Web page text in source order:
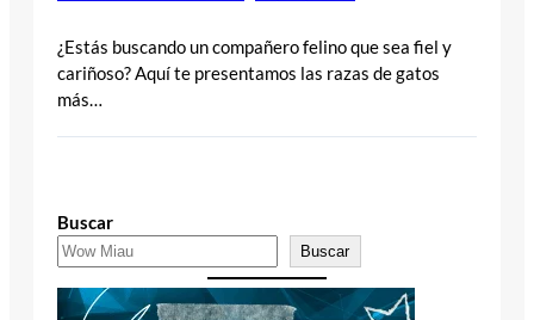
¿Estás buscando un compañero felino que sea fiel y
cariñoso? Aquí te presentamos las razas de gatos
más…
Buscar
Buscar